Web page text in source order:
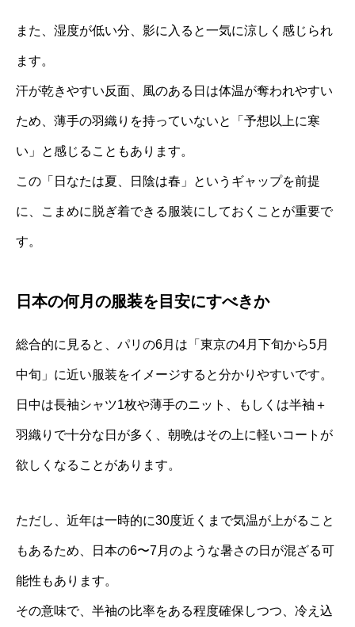
また、湿度が低い分、影に入ると一気に涼しく感じられ
ます。
汗が乾きやすい反面、風のある日は体温が奪われやすい
ため、薄手の羽織りを持っていないと「予想以上に寒
い」と感じることもあります。
この「日なたは夏、日陰は春」というギャップを前提
に、こまめに脱ぎ着できる服装にしておくことが重要で
す。
日本の何月の服装を目安にすべきか
総合的に見ると、パリの6月は「東京の4月下旬から5月
中旬」に近い服装をイメージすると分かりやすいです。
日中は長袖シャツ1枚や薄手のニット、もしくは半袖＋
羽織りで十分な日が多く、朝晩はその上に軽いコートが
欲しくなることがあります。
ただし、近年は一時的に30度近くまで気温が上がること
もあるため、日本の6〜7月のような暑さの日が混ざる可
能性もあります。
その意味で、半袖の比率をある程度確保しつつ、冷え込